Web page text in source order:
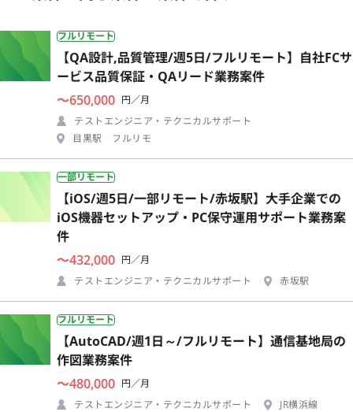
フルリモート
【QA設計,品質管理/週5日/フルリモート】自社FCサ
ービス品質保証・QAリード業務案件
〜650,000 円／月
テストエンジニア・テクニカルサポート
目黒駅 フルリモ
一部リモート
【iOS/週5日/一部リモート/赤坂駅】大手企業での
iOS機器セットアップ・PC保守運用サポート業務案
件
〜432,000 円／月
テストエンジニア・テクニカルサポート
赤坂駅
フルリモート
【AutoCAD/週1日～/フルリモート】通信基地局の
作図業務案件
〜480,000 円／月
テストエンジニア・テクニカルサポート
JR横浜線